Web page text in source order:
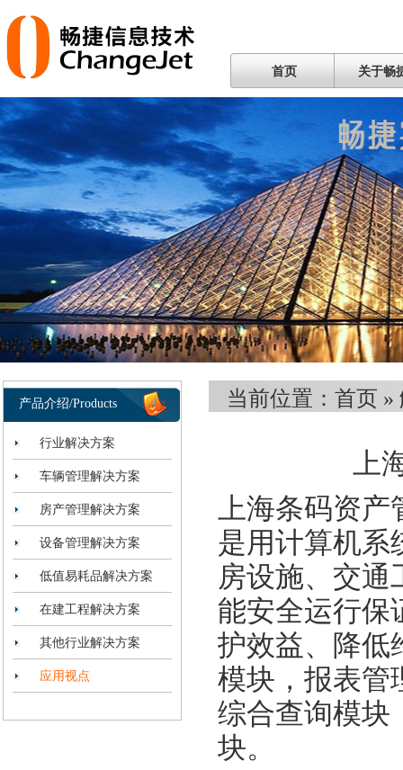
首页 关于畅
产品介绍/Products
行业解决方案
车辆管理解决方案
房产管理解决方案
设备管理解决方案
低值易耗品解决方案
在建工程解决方案
其他行业解决方案
应用视点
当前位置： 首页 »
上
上海条码资产
是用计算机系
房设施、交通
能安全运行保
护效益、降低
模块，报表管
综合查询模块
块。